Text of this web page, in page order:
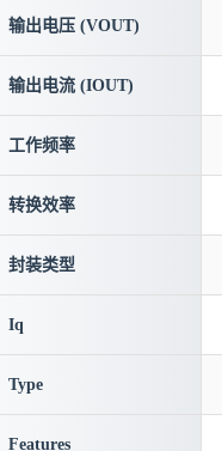
输出电压 (VOUT)
输出电流 (IOUT)
工作频率
转换效率
封装类型
Iq
Type
Features